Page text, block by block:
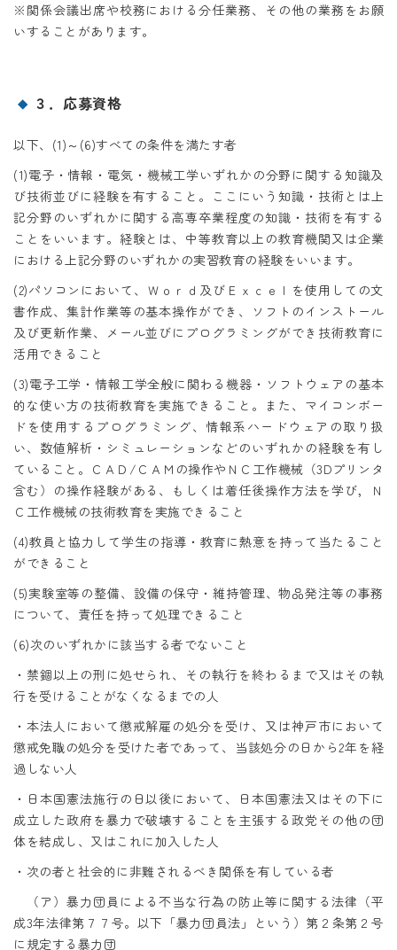
※関係会議出席や校務における分任業務、その他の業務をお願
いすることがあります。
３．応募資格
以下、(1)～(6)すべての条件を満たす者
(1)電子・情報・電気・機械工学いずれかの分野に関する知識及
び技術並びに経験を有すること。ここにいう知識・技術とは上
記分野のいずれかに関する高専卒業程度の知識・技術を有する
ことをいいます。経験とは、中等教育以上の教育機関又は企業
における上記分野のいずれかの実習教育の経験をいいます。
(2)パソコンにおいて、Ｗｏｒｄ及びＥｘｃｅｌを使用しての文
書作成、集計作業等の基本操作ができ、ソフトのインストール
及び更新作業、メール並びにプログラミングができ技術教育に
活用できること
(3)電子工学・情報工学全般に関わる機器・ソフトウェアの基本
的な使い方の技術教育を実施できること。また、マイコンボー
ドを使用するプログラミング、情報系ハードウェアの取り扱
い、数値解析・シミュレーションなどのいずれかの経験を有し
ていること。ＣＡＤ/ＣＡＭの操作やＮＣ工作機械（3Dプリンタ
含む）の操作経験がある、もしくは着任後操作方法を学び，Ｎ
Ｃ工作機械の技術教育を実施できること
(4)教員と協力して学生の指導・教育に熱意を持って当たること
ができること
(5)実験室等の整備、設備の保守・維持管理、物品発注等の事務
について、責任を持って処理できること
(6)次のいずれかに該当する者でないこと
・禁錮以上の刑に処せられ、その執行を終わるまで又はその執
行を受けることがなくなるまでの人
・本法人において懲戒解雇の処分を受け、又は神戸市において
懲戒免職の処分を受けた者であって、当該処分の日から2年を経
過しない人
・日本国憲法施行の日以後において、日本国憲法又はその下に
成立した政府を暴力で破壊することを主張する政党その他の団
体を結成し、又はこれに加入した人
・次の者と社会的に非難されるべき関係を有している者
（ア）暴力団員による不当な行為の防止等に関する法律（平
成3年法律第７７号。以下「暴力団員法」という）第２条第２号
に規定する暴力団